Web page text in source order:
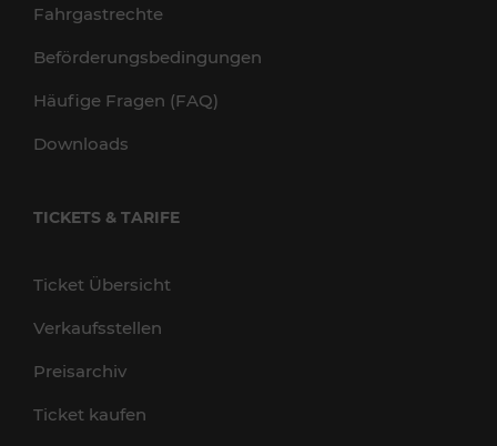
Fahrgastrechte
Beförderungsbedingungen
Häufige Fragen (FAQ)
Downloads
TICKETS & TARIFE
Ticket Übersicht
Verkaufsstellen
Preisarchiv
Ticket kaufen